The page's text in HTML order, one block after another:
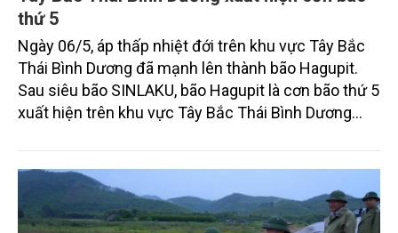
thứ 5
Ngày 06/5, áp thấp nhiệt đới trên khu vực Tây Bắc
Thái Bình Dương đã mạnh lên thành bão Hagupit.
Sau siêu bão SINLAKU, bão Hagupit là cơn bão thứ 5
xuất hiện trên khu vực Tây Bắc Thái Bình Dương